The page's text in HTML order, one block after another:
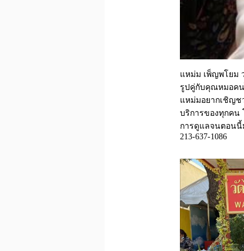
แหม่ม เพ็ญพโยม
รูปคู่กับคุณหมอค
แหม่มอยากเชิญช
บริการของทุกคน
การดูแลจนตอนนี้
213-637-1086